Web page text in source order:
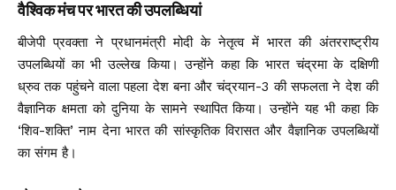
वैश्विक मंच पर भारत की उपलब्धियां
बीजेपी प्रवक्ता ने प्रधानमंत्री मोदी के नेतृत्व में भारत की अंतरराष्ट्रीय
उपलब्धियों का भी उल्लेख किया। उन्होंने कहा कि भारत चंद्रमा के दक्षिणी
ध्रुव तक पहुंचने वाला पहला देश बना और चंद्रयान-3 की सफलता ने देश की
वैज्ञानिक क्षमता को दुनिया के सामने स्थापित किया। उन्होंने यह भी कहा कि
‘शिव-शक्ति’ नाम देना भारत की सांस्कृतिक विरासत और वैज्ञानिक उपलब्धियों
का संगम है।